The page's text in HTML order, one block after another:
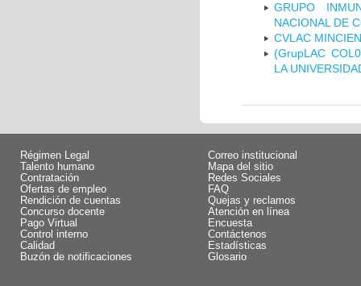
GRUPO
NACIONAL DE
CVLAC
(GrupLAC
LA
Régimen Legal
Talento humano
Contratación
Ofertas de empleo
Rendición de cuentas
Concurso docente
Pago Virtual
Control interno
Calidad
Buzón de notificaciones
Correo institucional
Mapa del sitio
Redes Sociales
FAQ
Quejas y reclamos
Atención en línea
Encuesta
Contáctenos
Estadísticas
Glosario